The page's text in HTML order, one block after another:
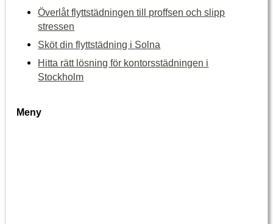
Överlåt flyttstädningen till proffsen och slipp
stressen
Sköt din flyttstädning i Solna
Hitta rätt lösning för kontorsstädningen i
Stockholm
Meny